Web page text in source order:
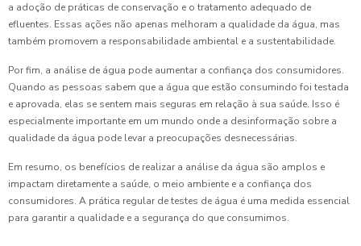
a adoção de práticas de conservação e o tratamento adequado de
efluentes. Essas ações não apenas melhoram a qualidade da água, mas
também promovem a responsabilidade ambiental e a sustentabilidade.
Por fim, a análise de água pode aumentar a confiança dos consumidores.
Quando as pessoas sabem que a água que estão consumindo foi testada
e aprovada, elas se sentem mais seguras em relação à sua saúde. Isso é
especialmente importante em um mundo onde a desinformação sobre a
qualidade da água pode levar a preocupações desnecessárias.
Em resumo, os benefícios de realizar a análise da água são amplos e
impactam diretamente a saúde, o meio ambiente e a confiança dos
consumidores. A prática regular de testes de água é uma medida essencial
para garantir a qualidade e a segurança do que consumimos.